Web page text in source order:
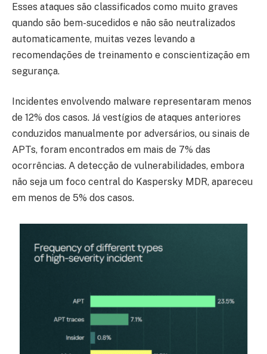
Esses ataques são classificados como muito graves
quando são bem-sucedidos e não são neutralizados
automaticamente, muitas vezes levando a
recomendações de treinamento e conscientização em
segurança.
Incidentes envolvendo malware representaram menos
de 12% dos casos. Já vestígios de ataques anteriores
conduzidos manualmente por adversários, ou sinais de
APTs, foram encontrados em mais de 7% das
ocorrências. A detecção de vulnerabilidades, embora
não seja um foco central do Kaspersky MDR, apareceu
em menos de 5% dos casos.